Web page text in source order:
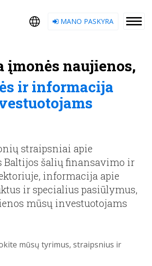
MANO PASKYRA
įmonės naujienos,
ir informacija
straipsniai apie
Baltijos šalių finansavimo ir
informacija apie
ir specialius pasiūlymus,
mūsų investuotojams
mūsų tyrimus, straipsnius ir